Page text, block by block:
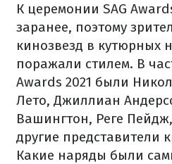
К церемонии SAG
заранее, поэтому
кинозвезд в кутюрных
поражали стилем. В
Awards 2021 были
Лето, Джиллиан
Вашингтон, Реге
другие представители
Какие наряды были